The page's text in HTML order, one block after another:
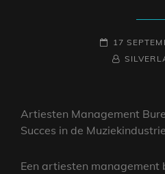
GEPLAATST
OP
17
BYLINE
Artiesten Management
Succes in de Muziekindustrie
Een artiesten management